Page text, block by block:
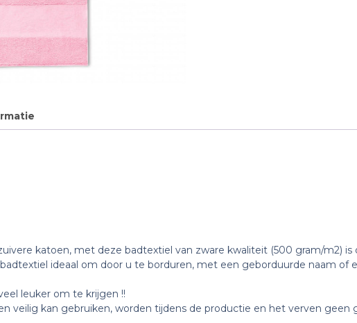
katoen, met deze badtextiel van zware kwaliteit (500 gram/m2) is
ideaal om door u te borduren, met een geborduurde naam of
leuker om te krijgen !!
veilig kan gebruiken, worden tijdens de productie en het verven